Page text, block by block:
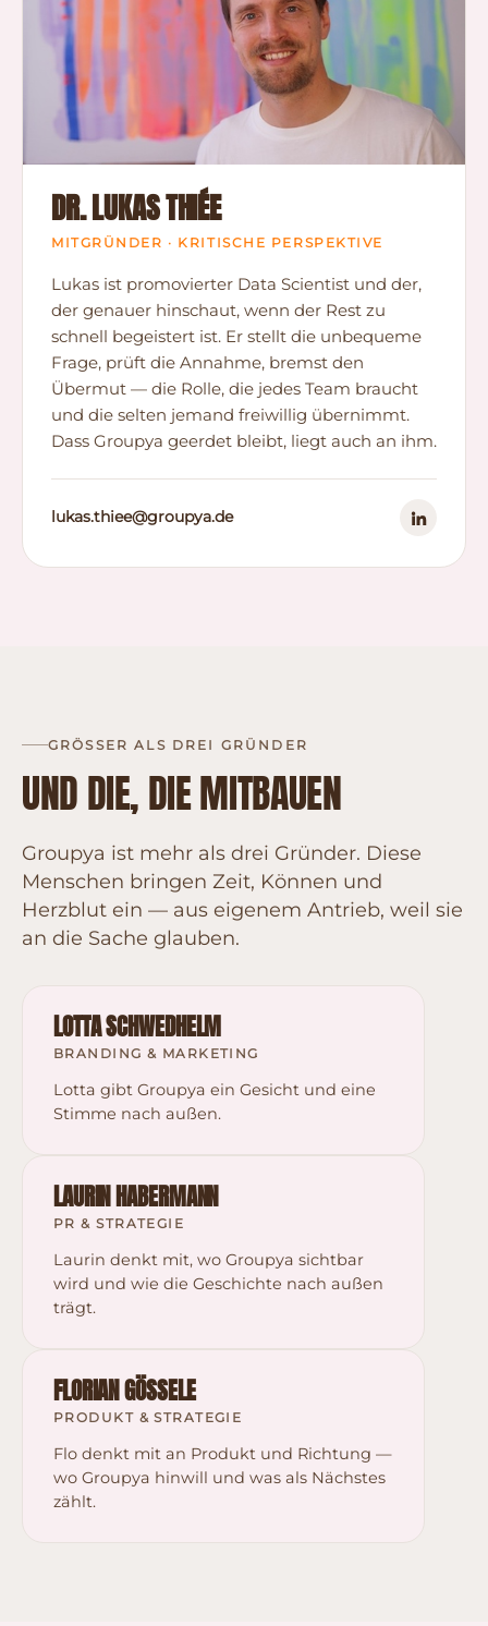
DR. LUKAS THIÉE
MITGRÜNDER · KRITISCHE PERSPEKTIVE
Lukas ist promovierter Data Scientist und der,
der genauer hinschaut, wenn der Rest zu
schnell begeistert ist. Er stellt die unbequeme
Frage, prüft die Annahme, bremst den
Übermut — die Rolle, die jedes Team braucht
und die selten jemand freiwillig übernimmt.
Dass Groupya geerdet bleibt, liegt auch an ihm.
lukas.thiee@groupya.de
GRÖSSER ALS DREI GRÜNDER
UND DIE, DIE MITBAUEN
Groupya ist mehr als drei Gründer. Diese
Menschen bringen Zeit, Können und
Herzblut ein — aus eigenem Antrieb, weil sie
an die Sache glauben.
LOTTA SCHWEDHELM
BRANDING & MARKETING
Lotta gibt Groupya ein Gesicht und eine
Stimme nach außen.
LAURIN HABERMANN
PR & STRATEGIE
Laurin denkt mit, wo Groupya sichtbar
wird und wie die Geschichte nach außen
trägt.
FLORIAN GÖSSELE
PRODUKT & STRATEGIE
Flo denkt mit an Produkt und Richtung —
wo Groupya hinwill und was als Nächstes
zählt.